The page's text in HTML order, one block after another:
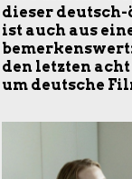
dieser
ist auch aus
den letzten
um deutsche